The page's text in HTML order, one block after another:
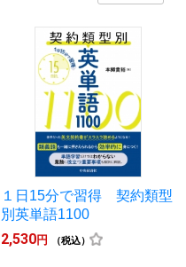
１日15分で習得 契約類型
別英単語1100
2,530円 （税込）